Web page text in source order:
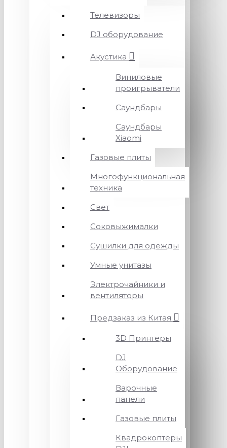
Телевизоры
DJ оборудование
Акустика
Виниловые
проигрыватели
Саундбары
Саундбары
Xiaomi
Газовые плиты
Многофункциональная
техника
Свет
Соковыжималки
Сушилки для одежды
Умные унитазы
Электрочайники и
вентиляторы
Предзаказ из Китая
3D Принтеры
DJ
Оборудование
Варочные
панели
Газовые плиты
Квадрокоптеры